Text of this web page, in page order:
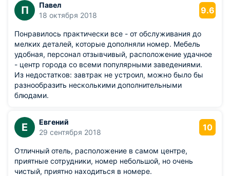
П
Павел
18 октября 2018
9.6
Понравилось практически все - от обслуживания до
мелких деталей, которые дополняли номер. Мебель
удобная, персонал отзывчивый, расположение удачное
- центр города со всеми популярными заведениями.
Из недостатков: завтрак не устроил, можно было бы
разнообразить несколькими дополнительными
блюдами.
Е
Евгений
29 сентября 2018
10
Отличный отель, расположение в самом центре,
приятные сотрудники, номер небольшой, но очень
чистый, приятно находиться в номере.